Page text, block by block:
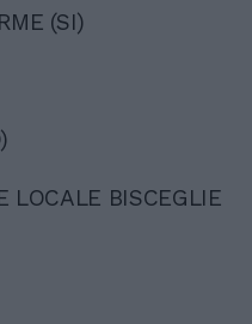
(SI)
LOCALE BISCEGLIE